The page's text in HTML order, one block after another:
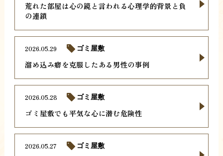
荒れた部屋は心の鏡と言われる心理学的背景と負
の連鎖
溜め込み癖を克服したある男性の事例
2026.05.29 ゴミ屋敷
ゴミ屋敷でも平気な心に潜む危険性
2026.05.28 ゴミ屋敷
2026.05.27 ゴミ屋敷